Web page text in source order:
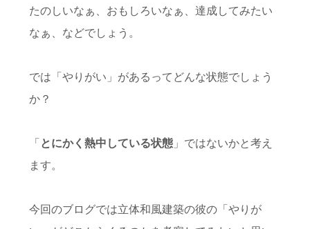
たのしいなぁ、おもしろいなぁ、達成してみたい
なぁ、などでしょう。
では「やりがい」があるってどんな状態でしょう
か？
「 とにかく熱中している状態 」ではないかと考え
ます。
今回のブログでは立体和風建築の彼の「やりが